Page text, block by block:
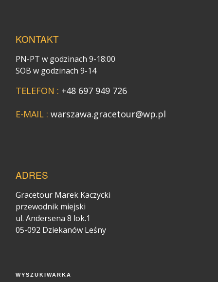
KONTAKT
PN-PT w godzinach 9-18:00
SOB w godzinach 9-14
TELEFON : +48 697 949 726
E-MAIL : warszawa.gracetour@wp.pl
ADRES
Gracetour Marek Kaczycki
przewodnik miejski
ul. Andersena 8 lok.1
05-092 Dziekanów Leśny
WYSZUKIWARKA